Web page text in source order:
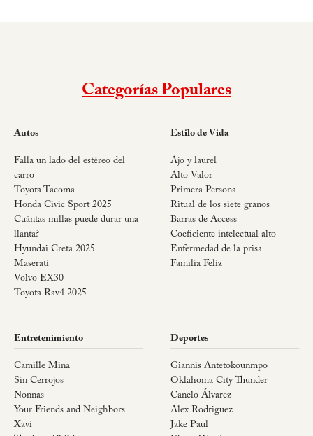
Categorías Populares
Autos
Falla un lado del estéreo del
carro
Toyota Tacoma
Honda Civic Sport 2025
Cuántas millas puede durar una
llanta?
Hyundai Creta 2025
Maserati
Volvo EX30
Toyota Rav4 2025
Estilo de Vida
Ajo y laurel
Alto Valor
Primera Persona
Ritual de los siete granos
Barras de Access
Coeficiente intelectual alto
Enfermedad de la prisa
Familia Feliz
Entretenimiento
Camille Mina
Sin Cerrojos
Nonnas
Your Friends and Neighbors
Xavi
Deportes
Giannis Antetokounmpo
Oklahoma City Thunder
Canelo Álvarez
Alex Rodriguez
Jake Paul